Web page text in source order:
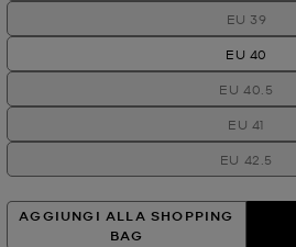
EU 39
EU 40
EU 40.5
EU 41
EU 42.5
AGGIUNGI ALLA SHOPPING
BAG